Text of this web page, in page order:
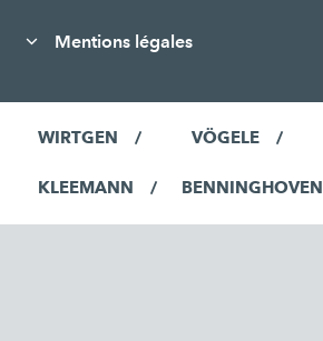
Mentions légales
WIRTGEN VÖGELE
KLEEMANN BENNINGHOVEN